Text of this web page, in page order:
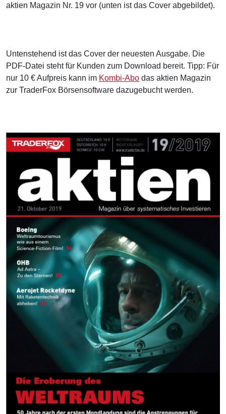
aktien Magazin Nr. 19 vor (unten ist das Cover abgebildet).
Untenstehend ist das Cover der neuesten Ausgabe. Die
PDF-Datei steht für Kunden zum Download bereit. Tipp: Für
nur 10 € Aufpreis kann im Kombi-Abo das aktien Magazin
zur TraderFox Börsensoftware dazugebucht werden.